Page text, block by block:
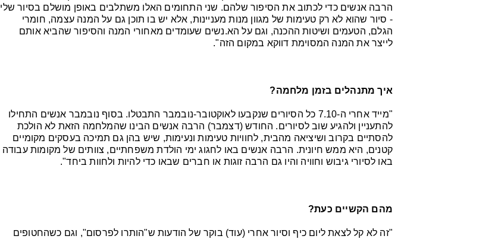
הרבה אנשים כדי לכתוב את הסיפור שלהם. שני התחומים האלו משתלבים באופן מושלם בסיור שלי
- סיור שהוא לא רק טעימות של מגוון מנות מעניינות, אלא יש בו תוכן גם על המנה עצמה, חומרי
הגלם, הטעמים ושיטות ההכנה, וגם על הא.נשים שעומדים מאחורי המנה והסיפור שהביא אותם
לייצר את המנה המסוימת דווקא במקום הזה".
איך מתנהלים בזמן מלחמה?
"מייד אחרי ה-7.10 כל הסיורים שנקבעו לאוקטובר-נובמבר התבטלו. בסוף נובמבר אנשים התחילו
להתעניין ולהגיע שוב לסיורים. החודש (דצמבר) הרבה אנשים הבינו שהמלחמה הזאת לא הולכת
להסתיים בקרוב ושיציאה מהבית, לחוויות טעימות ונעימות, שיש בהן גם תמיכה בעסקים מקומיים
קטנים, היא ממש חיונית. הרבה אנשים באו לחגוג ימי הולדת משפחתיים, צוותים של מקומות עבודה
באו לסיורי גיבוש וחוויה והיו גם הרבה זוגות או חברים שבאו כדי להיות ולחוות ביחד".
מהם הקשיים כעת?
"זה לא קל לצאת ליום כיף וסיור אחרי (עוד) בוקר של הודעות ש"הותרו לפרסום", וגם כשהחטופים